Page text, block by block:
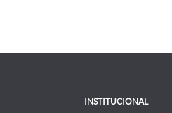
INSTITUCIONAL